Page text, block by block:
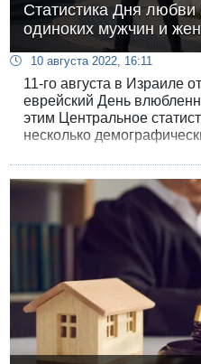
Статистика Дня
одиноких мужчин и
10 августа 2022, 16:11
11-го августа в Израиле
еврейский День
этим Центральное
несколько
последние десятилетия.